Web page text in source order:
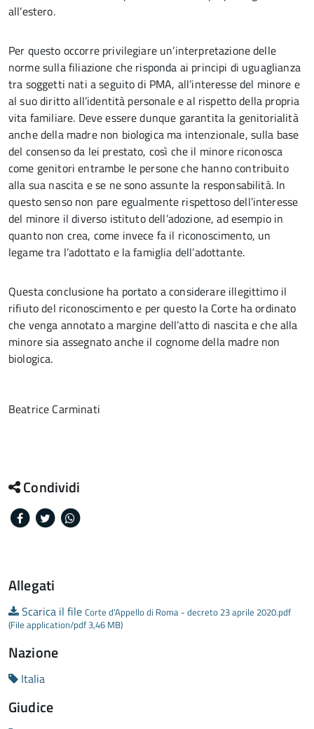
all’estero.
Per questo occorre privilegiare un’interpretazione delle
norme sulla filiazione che risponda ai principi di uguaglianza
tra soggetti nati a seguito di PMA, all’interesse del minore e
al suo diritto all’identità personale e al rispetto della propria
vita familiare. Deve essere dunque garantita la genitorialità
anche della madre non biologica ma intenzionale, sulla base
del consenso da lei prestato, così che il minore riconosca
come genitori entrambe le persone che hanno contribuito
alla sua nascita e se ne sono assunte la responsabilità. In
questo senso non pare egualmente rispettoso dell’interesse
del minore il diverso istituto dell’adozione, ad esempio in
quanto non crea, come invece fa il riconoscimento, un
legame tra l’adottato e la famiglia dell’adottante.
Questa conclusione ha portato a considerare illegittimo il
rifiuto del riconoscimento e per questo la Corte ha ordinato
che venga annotato a margine dell’atto di nascita e che alla
minore sia assegnato anche il cognome della madre non
biologica.
Beatrice Carminati
Condividi
Facebook
Twitter
Allegati
Scarica il file Corte d'Appello di Roma - decreto 23 aprile 2020.pdf
(File application/pdf 3,46 MB)
Nazione
Italia
Giudice